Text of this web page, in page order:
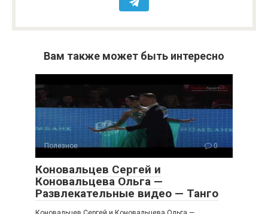
Вам также может быть интересно
Полезное 0
Коновальцев Сергей и
Коновальцева Ольга —
Развлекательные видео — Танго